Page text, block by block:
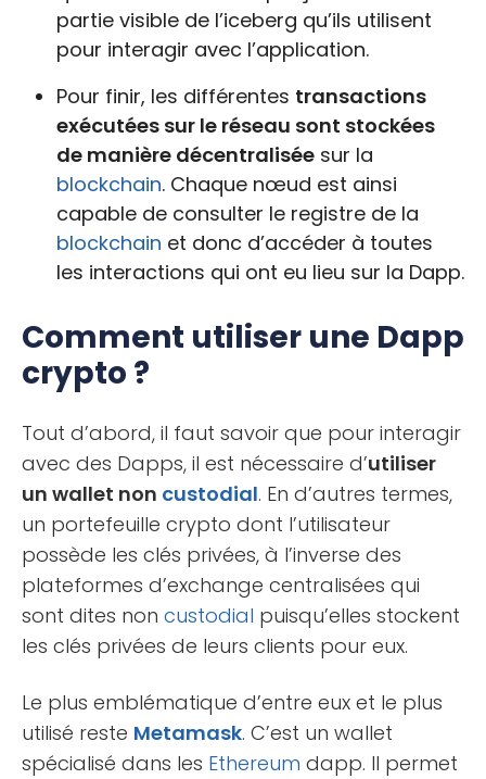
partie visible de l’iceberg qu’ils utilisent
pour interagir avec l’application.
Pour finir, les différentes transactions
exécutées sur le réseau sont stockées
de manière décentralisée sur la
blockchain. Chaque nœud est ainsi
capable de consulter le registre de la
blockchain et donc d’accéder à toutes
les interactions qui ont eu lieu sur la Dapp.
Comment utiliser une Dapp
crypto ?
Tout d’abord, il faut savoir que pour interagir
avec des Dapps, il est nécessaire d’utiliser
un wallet non custodial. En d’autres termes,
un portefeuille crypto dont l’utilisateur
possède les clés privées, à l’inverse des
plateformes d’exchange centralisées qui
sont dites non custodial puisqu’elles stockent
les clés privées de leurs clients pour eux.
Le plus emblématique d’entre eux et le plus
utilisé reste Metamask. C’est un wallet
spécialisé dans les Ethereum dapp. Il permet